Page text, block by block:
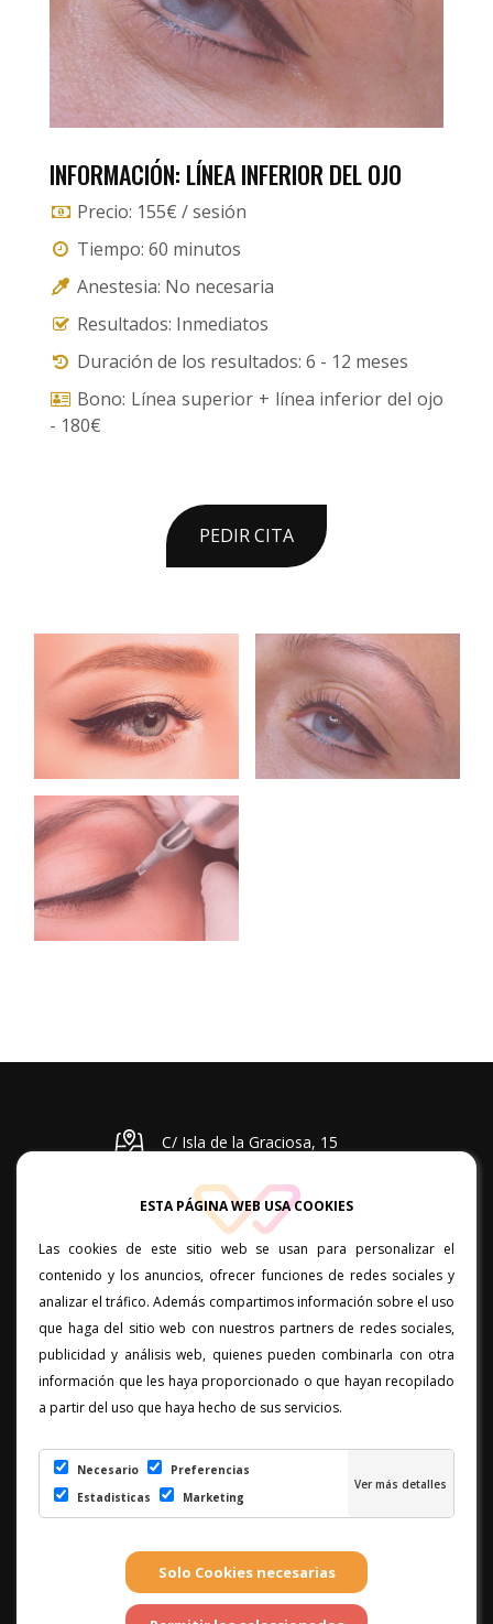
ESTA PÁGINA WEB USA COOKIES
Las cookies de este sitio web se usan para personalizar el
contenido y los anuncios, ofrecer funciones de redes sociales y
analizar el tráfico. Además compartimos información sobre el uso
que haga del sitio web con nuestros partners de redes sociales,
publicidad y análisis web, quienes pueden combinarla con otra
información que les haya proporcionado o que hayan recopilado
a partir del uso que haya hecho de sus servicios.
Necesario
Preferencias
Estadisticas
Marketing
INFORMACIÓN: LÍNEA INFERIOR DEL OJO
Precio: 155€ / sesión
Tiempo: 60 minutos
Anestesia: No necesaria
Resultados: Inmediatos
Duración de los resultados: 6 - 12 meses
Bono: Línea superior + línea inferior del ojo
- 180€
PEDIR CITA
C/ Isla de la Graciosa, 15
Lunes a viernes: 10:00 a 20:00
828 05 67 67 / 637 34 94 14
C/ Poeta Pedro Lezcano, local
11. 35400. Arucas. Las Palmas
Lunes a viernes: 11:00 a 19:00
828 66 94 63 / 657 07 68 92
Cookies | Conf. Cookies |Aviso Legal
Privacidad|Guía Web